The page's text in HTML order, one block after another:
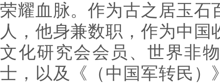
荣耀血脉。作为古之居玉石
人，他身兼数职，作为中
文化研究会会员、世界非
士，以及《（中国军转民）